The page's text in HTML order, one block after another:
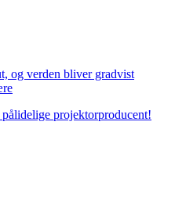
og verden bliver gradvist